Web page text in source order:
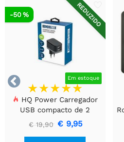

REDUZIDO
Em estoque
-50 %
HQ Power Carregador
USB compacto de 2
portas – Carregamento
inteligente de 17 W, preto
€ 19,90 € 9,95